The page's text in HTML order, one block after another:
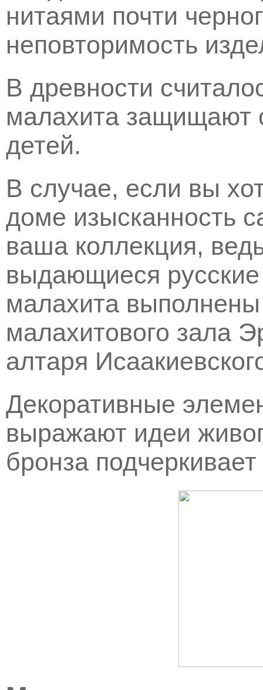
нитаями почти
неповторимость
В древности
малахита защищают
детей.
В случае, если вы
доме изысканность
ваша коллекция,
выдающиеся
малахита
малахитового зала
алтаря
Декоративные
выражают идеи
бронза